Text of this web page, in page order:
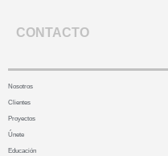
CONTACTO
Nosotros
Clientes
Proyectos
Únete
Educación